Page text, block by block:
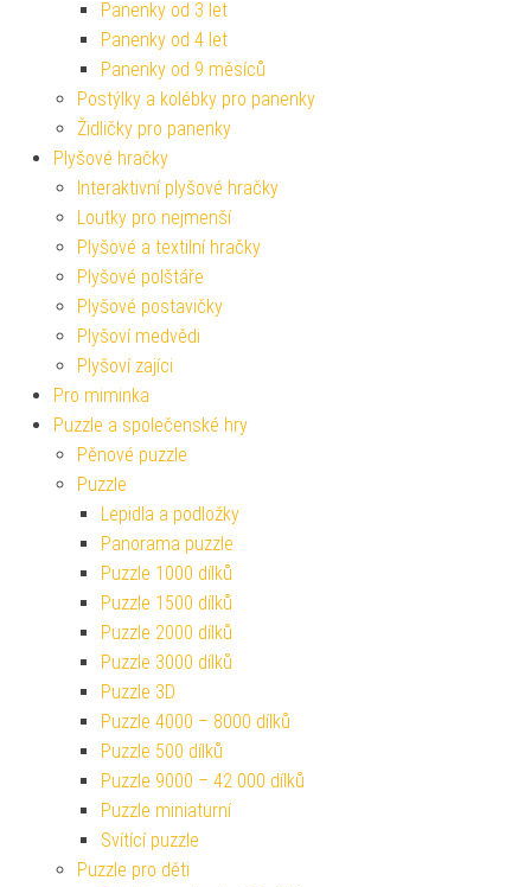
Panenky od 3 let
Panenky od 4 let
Panenky od 9 měsíců
Postýlky a kolébky pro panenky
Židličky pro panenky
Plyšové hračky
Interaktivní plyšové hračky
Loutky pro nejmenší
Plyšové a textilní hračky
Plyšové polštáře
Plyšové postavičky
Plyšoví medvědi
Plyšoví zajíci
Pro miminka
Puzzle a společenské hry
Pěnové puzzle
Puzzle
Lepidla a podložky
Panorama puzzle
Puzzle 1000 dílků
Puzzle 1500 dílků
Puzzle 2000 dílků
Puzzle 3000 dílků
Puzzle 3D
Puzzle 4000 – 8000 dílků
Puzzle 500 dílků
Puzzle 9000 – 42 000 dílků
Puzzle miniaturní
Svítící puzzle
Puzzle pro děti